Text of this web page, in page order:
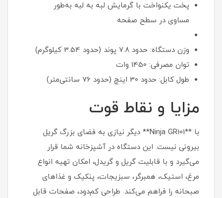
پخت یکنواخت با گرمایش لبه به لبه به‌طور
مساوی در سطح صفحه
وزن دستگاه: حدود 7.8 پوند (حدود 3.54 کیلوگرم)
توان مصرفی: 1450 وات
طول کابل: حدود 30 اینچ (حدود 76 سانتی‌متر)
مزایا و نقاط قوت
با **Ninja GR101** دیگر نیازی به فضای بزرگ گریل
بیرونی نیست. این دستگاه در آشپزخانه شما قرار
می‌گیرد و با قابلیت گریل و گریدل، امکان تهیه انواع
مرغ، استیک، همبرگر، سبزیجات، پنکیک و غذاهای
صبحانه را فراهم می‌کند. طراحی کم‌دود، صفحات قابل